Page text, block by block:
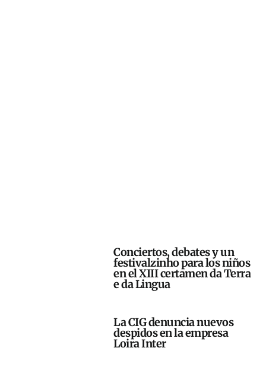
Conciertos, debates y un
festivalzinho para los niños
en el XIII certamen da Terra
e da Lingua
La CIG denuncia nuevos
despidos en la empresa
Loira Inter